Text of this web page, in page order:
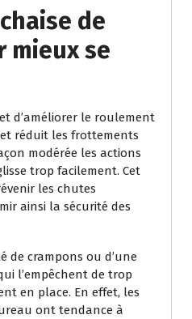
de
mieux se
d’améliorer le roulement
réduit les frottements
modérée les actions
trop facilement. Cet
les chutes
ainsi la sécurité des
de crampons ou d’une
l’empêchent de trop
en place. En effet, les
ont tendance à